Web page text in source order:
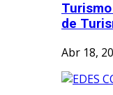
de
Abr 18,